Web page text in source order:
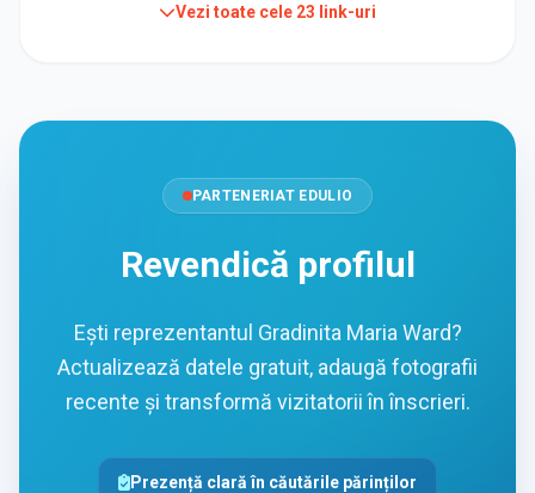
Vezi toate cele 23 link-uri
PARTENERIAT EDULIO
Revendică profilul
Ești reprezentantul Gradinita Maria Ward?
Actualizează datele gratuit, adaugă fotografii
recente și transformă vizitatorii în înscrieri.
Prezență clară în căutările părinților